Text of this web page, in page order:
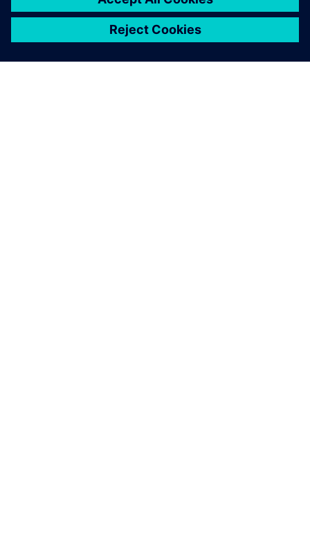
Estudo de caso| Oracle Red Bull Racing
| Simulação de fadiga de compósitos reforçados com
fibra curta
Estudo de caso| AlphaTauri Scuderia